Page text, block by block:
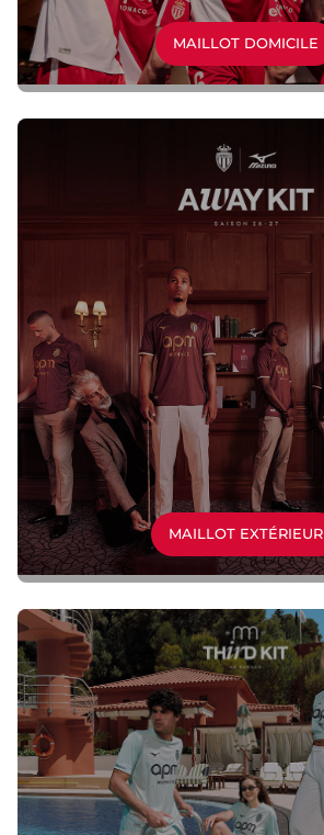
MAILLOT DOMICILE
MAILLOT EXTÉRIEUR